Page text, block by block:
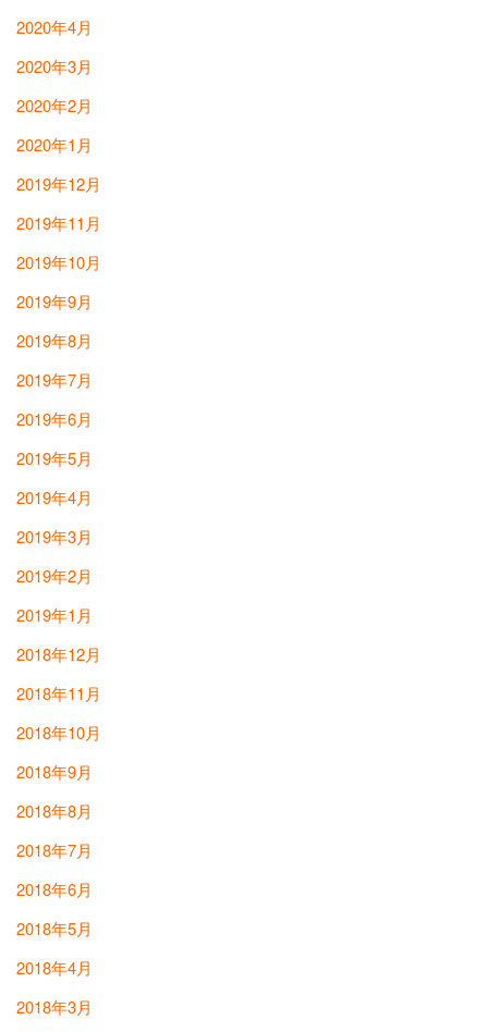
2020年4月
2020年3月
2020年2月
2020年1月
2019年12月
2019年11月
2019年10月
2019年9月
2019年8月
2019年7月
2019年6月
2019年5月
2019年4月
2019年3月
2019年2月
2019年1月
2018年12月
2018年11月
2018年10月
2018年9月
2018年8月
2018年7月
2018年6月
2018年5月
2018年4月
2018年3月